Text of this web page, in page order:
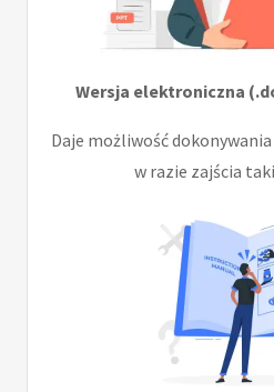
Wersja elektroniczna
Daje możliwość
w razie zajścia